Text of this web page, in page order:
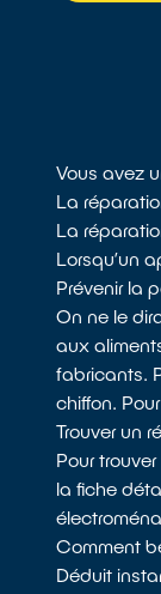
Vous avez
La
La
Lorsqu’un
Prévenir la
On ne le
aux
fabricants.
chiffon.
Trouver un
Pour
la fiche
Comment
Déduit